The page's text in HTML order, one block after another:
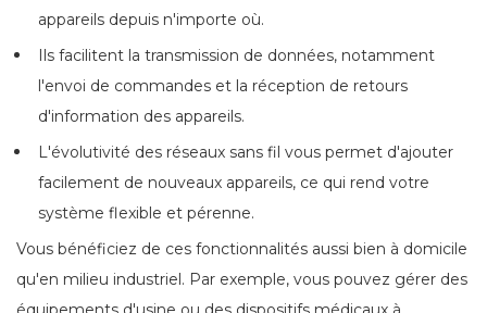
appareils depuis n'importe où.
Ils facilitent la transmission de données, notamment
l'envoi de commandes et la réception de retours
d'information des appareils.
L'évolutivité des réseaux sans fil vous permet d'ajouter
facilement de nouveaux appareils, ce qui rend votre
système flexible et pérenne.
Vous bénéficiez de ces fonctionnalités aussi bien à domicile
qu'en milieu industriel. Par exemple, vous pouvez gérer des